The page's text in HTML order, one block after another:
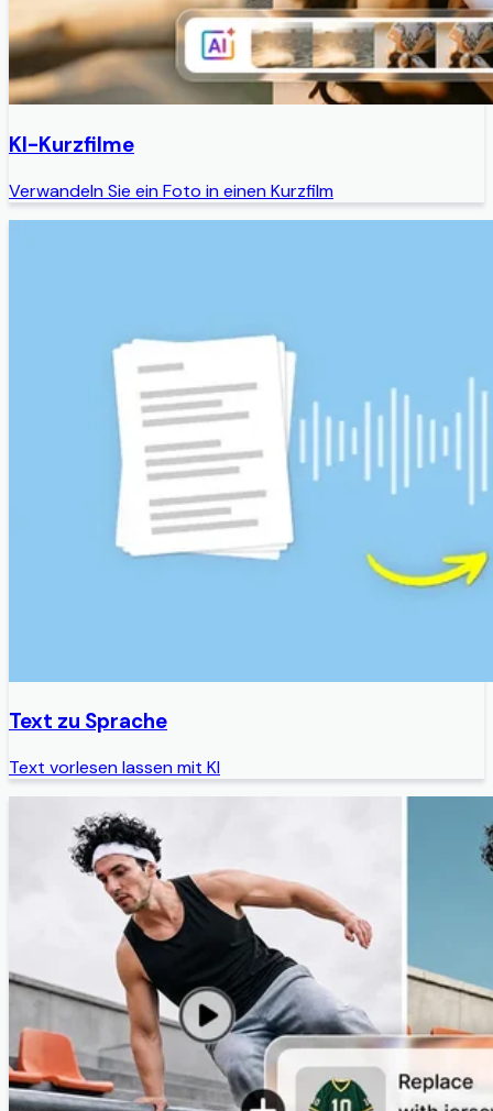
KI-Kurzfilme
Verwandeln Sie ein Foto in einen Kurzfilm
Text zu Sprache
Text vorlesen lassen mit KI